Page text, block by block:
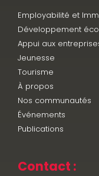
Employabilité et
Développement
Appui aux
Jeunesse
Tourisme
À propos
Nos communautés
Événements
Publications
Contact :